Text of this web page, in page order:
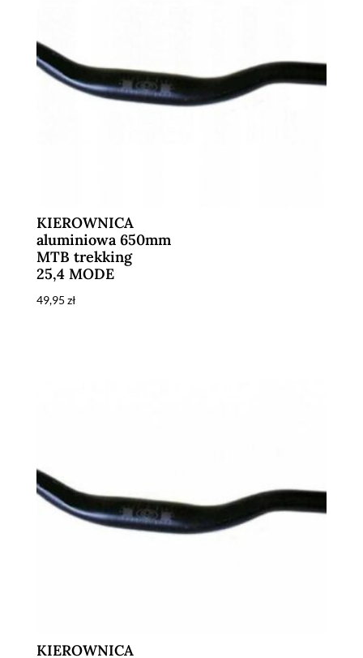
KIEROWNICA
aluminiowa 650mm
MTB trekking
25,4 MODE
49,95 zł
KIEROWNICA